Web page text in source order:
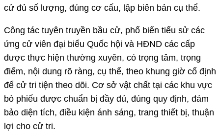
cử đủ số lượng, đúng cơ cấu, lập biên bản cụ thể.
Công tác tuyên truyền bầu cử, phổ biến tiểu sử các
ứng cử viên đại biểu Quốc hội và HĐND các cấp
được thực hiện thường xuyên, có trọng tâm, trọng
điểm, nội dung rõ ràng, cụ thể, theo khung giờ cố định
để cử tri tiện theo dõi. Cơ sở vật chất tại các khu vực
bỏ phiếu được chuẩn bị đầy đủ, đúng quy định, đảm
bảo diện tích, điều kiện ánh sáng, trang thiết bị, thuận
lợi cho cử tri.